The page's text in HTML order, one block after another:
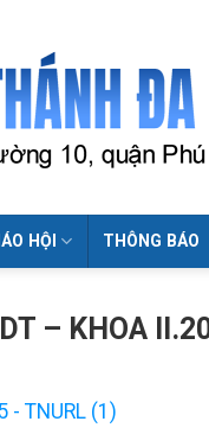
HỘI THÔNG BÁO
– KHOA
- TNURL (1)